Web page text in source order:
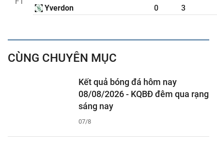
CÙNG CHUYÊN MỤC
Kết quả bóng đá hôm nay
08/08/2026 - KQBĐ đêm qua rạng
sáng nay
07/8